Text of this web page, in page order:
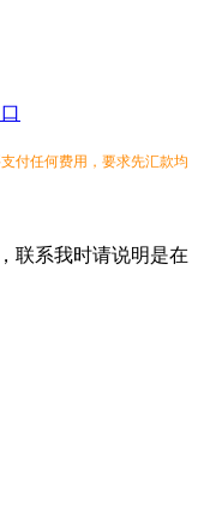
付任何费用，要求先汇款均
联系我时请说明是在